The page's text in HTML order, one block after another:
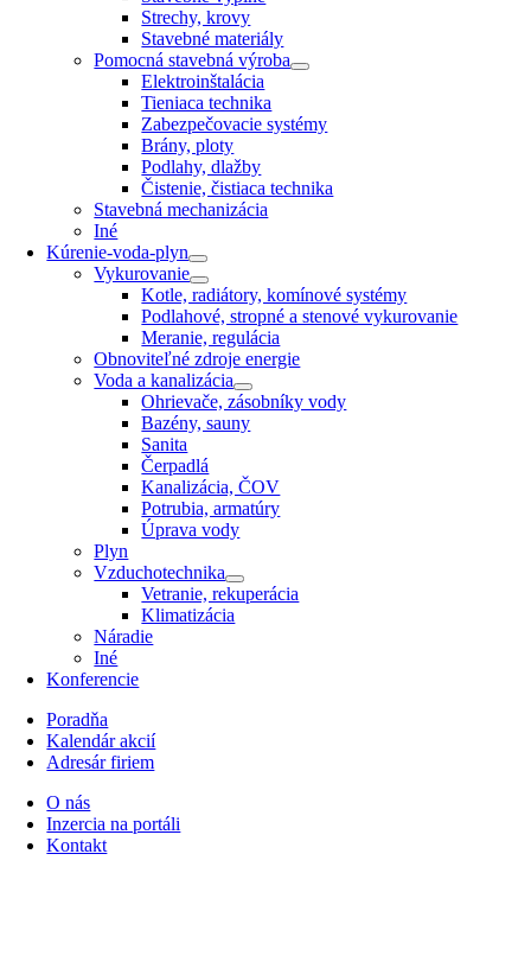
Strechy, krovy
Stavebné materiály
Pomocná stavebná výroba
Elektroinštalácia
Tieniaca technika
Zabezpečovacie systémy
Brány, ploty
Podlahy, dlažby
Čistenie, čistiaca technika
Stavebná mechanizácia
Iné
Kúrenie-voda-plyn
Vykurovanie
Kotle, radiátory, komínové systémy
Podlahové, stropné a stenové vykurovanie
Meranie, regulácia
Obnoviteľné zdroje energie
Voda a kanalizácia
Ohrievače, zásobníky vody
Bazény, sauny
Sanita
Čerpadlá
Kanalizácia, ČOV
Potrubia, armatúry
Úprava vody
Plyn
Vzduchotechnika
Vetranie, rekuperácia
Klimatizácia
Náradie
Iné
Konferencie
Poradňa
Kalendár akcií
Adresár firiem
O nás
Inzercia na portáli
Kontakt